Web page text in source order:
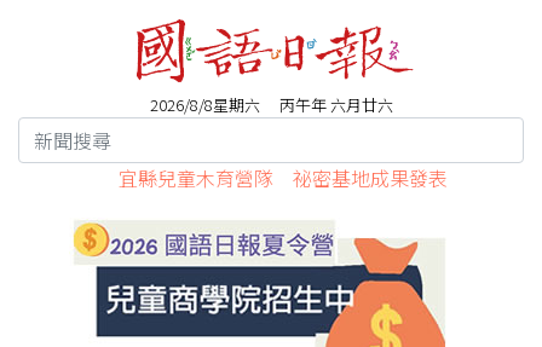
2026/8/8星期六 丙午年 六月廿六
宜縣兒童木育營隊 祕密基地成果發表